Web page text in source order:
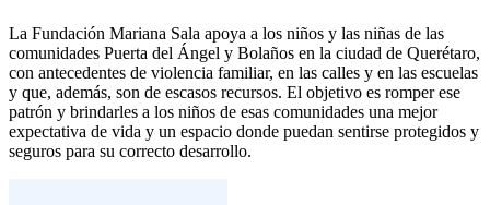
La Fundación Mariana Sala apoya a los niños y las niñas de las
comunidades Puerta del Ángel y Bolaños en la ciudad de Querétaro,
con antecedentes de violencia familiar, en las calles y en las escuelas
y que, además, son de escasos recursos. El objetivo es romper ese
patrón y brindarles a los niños de esas comunidades una mejor
expectativa de vida y un espacio donde puedan sentirse protegidos y
seguros para su correcto desarrollo.